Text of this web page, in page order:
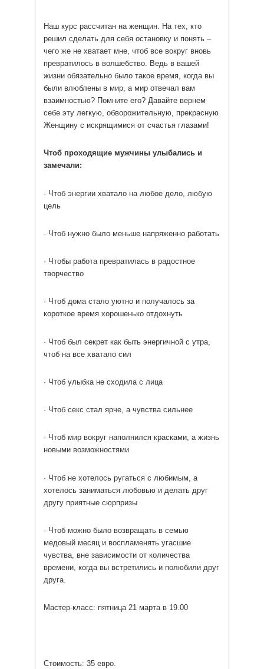
Наш курс рассчитан на женщин. На тех, кто
решил сделать для себя остановку и понять –
чего же не хватает мне, чтоб все вокруг вновь
превратилось в волшебство. Ведь в вашей
жизни обязательно было такое время, когда вы
были влюблены в мир, а мир отвечал вам
взаимностью? Помните его? Давайте вернем
себе эту легкую, обворожительную, прекрасную
Женщину с искрящимися от счастья глазами!
Чтоб проходящие мужчины улыбались и
замечали:
· Чтоб энергии хватало на любое дело, любую
цель
· Чтоб нужно было меньше напряженно работать
· Чтобы работа превратилась в радостное
творчество
· Чтоб дома стало уютно и получалось за
короткое время хорошенько отдохнуть
· Чтоб был секрет как быть энергичной с утра,
чтоб на все хватало сил
· Чтоб улыбка не сходила с лица
· Чтоб секс стал ярче, а чувства сильнее
· Чтоб мир вокруг наполнился красками, а жизнь
новыми возможностями
· Чтоб не хотелось ругаться с любимым, а
хотелось заниматься любовью и делать друг
другу приятные сюрпризы
· Чтоб можно было возвращать в семью
медовый месяц и воспламенять угасшие
чувства, вне зависимости от количества
времени, когда вы встретились и полюбили друг
друга.
Мастер-класс: пятница 21 марта в 19.00
Стоимость: 35 евро.